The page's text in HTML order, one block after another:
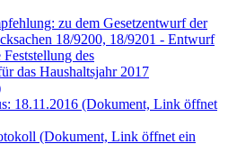
zu dem Gesetzentwurf der
18/9200, 18/9201 - Entwurf
Feststellung des
das Haushaltsjahr 2017
18.11.2016 (Dokument, Link öffnet
(Dokument, Link öffnet ein